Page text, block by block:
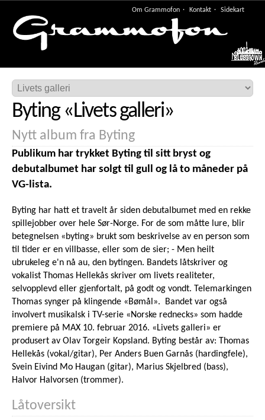
Om Grammofon Kontakt Sidekart
Meny
Byting«Livets galleri»
Nytt album fra Byting
Publikum har trykket Byting til sitt bryst og
debutalbumet har solgt til gull og lå to måneder på
VG-lista.
Byting har hatt et travelt år siden debutalbumet med en rekke
spillejobber over hele Sør-Norge. For de som måtte lure, blir
betegnelsen «byting» brukt som beskrivelse av en person som
til tider er en villbasse, eller som de sier; - Men heilt
ubrukeleg e'n nå au, den bytingen. Bandets låtskriver og
vokalist Thomas Hellekås skriver om livets realiteter,
selvopplevd eller gjenfortalt, på godt og vondt. Telemarkingen
Thomas synger på klingende «Bømål». Bandet var også
involvert musikalsk i TV-serie «Norske rednecks» som hadde
premiere på MAX 10. februar 2016. «Livets galleri» er
produsert av Olav Torgeir Kopsland. Byting består av: Thomas
Hellekås (vokal/gitar), Per Anders Buen Garnås (hardingfele),
Svein Eivind Mo Haugan (gitar), Marius Skjelbred (bass),
Halvor Halvorsen (trommer).
Låtoversikt